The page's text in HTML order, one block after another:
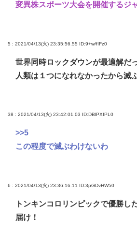
変異株スポーツ大会を開催するジ
5 : 2021/04/13(火) 23:35:56.55 ID:9+w/fIFz0
世界同時ロックダウンが最適解だ
人類は１つになれなかったから滅
38 : 2021/04/13(火) 23:42:01.03 ID:DBlPXfPL0
>>5
この程度で滅ぶわけないわ
6 : 2021/04/13(火) 23:36:16.11 ID:3pGDvHW50
トンキンコロリンピックで優勝し
届け！